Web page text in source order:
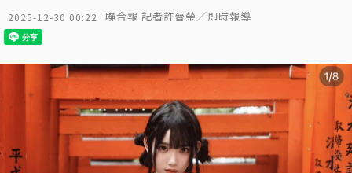
2025-12-30 00:22 聯合報 記者許晉榮／即時報導